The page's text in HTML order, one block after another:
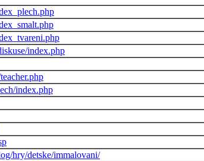
index.php
index.php
hry/detske/immalovani/